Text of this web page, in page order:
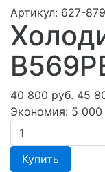
Артикул: 627-879
40 800 руб. 45
Экономия: 5 000
Купить